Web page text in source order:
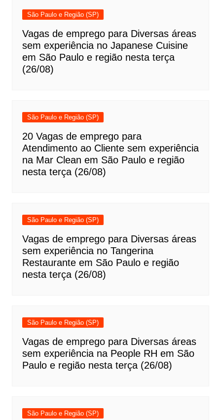
São Paulo e Região (SP)
Vagas de emprego para Diversas áreas
sem experiência no Japanese Cuisine
em São Paulo e região nesta terça
(26/08)
São Paulo e Região (SP)
20 Vagas de emprego para
Atendimento ao Cliente sem experiência
na Mar Clean em São Paulo e região
nesta terça (26/08)
São Paulo e Região (SP)
Vagas de emprego para Diversas áreas
sem experiência no Tangerina
Restaurante em São Paulo e região
nesta terça (26/08)
São Paulo e Região (SP)
Vagas de emprego para Diversas áreas
sem experiência na People RH em São
Paulo e região nesta terça (26/08)
São Paulo e Região (SP)